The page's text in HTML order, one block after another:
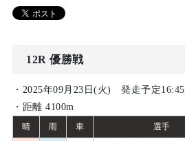
12R 優勝戦
・2025年09月23日(火) 発走予定16:45
・距離 4100m
晴 雨 車 選手